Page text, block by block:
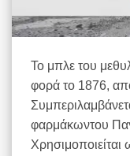
Το μπλε του
φορά το 1876,
φαρμάκωντου